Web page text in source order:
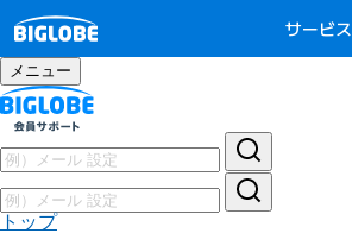
サービス
メニュー
トップ